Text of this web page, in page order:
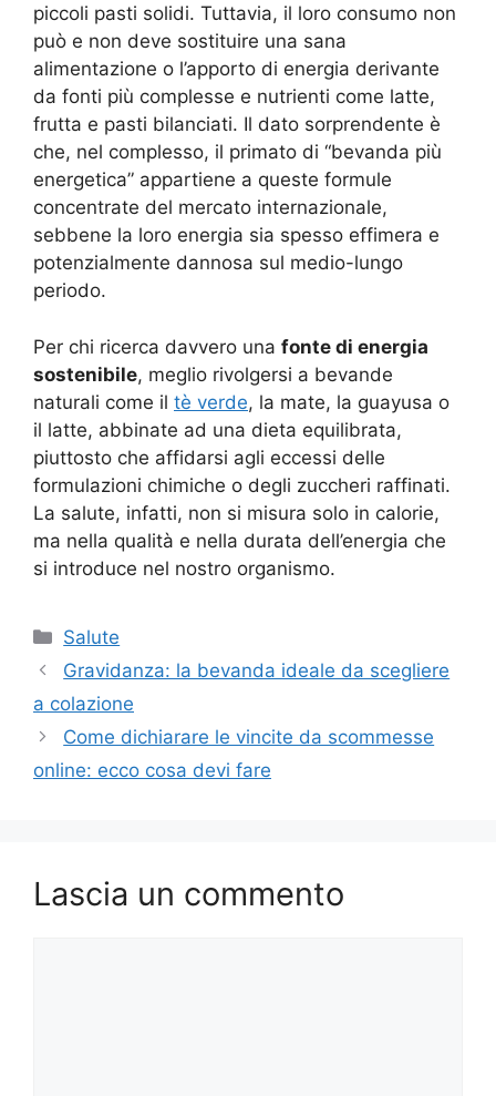
piccoli pasti solidi. Tuttavia, il loro consumo non
può e non deve sostituire una sana
alimentazione o l’apporto di energia derivante
da fonti più complesse e nutrienti come latte,
frutta e pasti bilanciati. Il dato sorprendente è
che, nel complesso, il primato di “bevanda più
energetica” appartiene a queste formule
concentrate del mercato internazionale,
sebbene la loro energia sia spesso effimera e
potenzialmente dannosa sul medio-lungo
periodo.
Per chi ricerca davvero una fonte di energia
sostenibile, meglio rivolgersi a bevande
naturali come il tè verde, la mate, la guayusa o
il latte, abbinate ad una dieta equilibrata,
piuttosto che affidarsi agli eccessi delle
formulazioni chimiche o degli zuccheri raffinati.
La salute, infatti, non si misura solo in calorie,
ma nella qualità e nella durata dell’energia che
si introduce nel nostro organismo.
Categorie
Salute
Gravidanza: la bevanda ideale da scegliere
a colazione
Come dichiarare le vincite da scommesse
online: ecco cosa devi fare
Lascia un commento